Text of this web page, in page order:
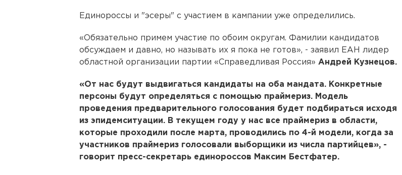
Единороссы и "эсеры" с участием в кампании уже определились.
«Обязательно примем участие по обоим округам. Фамилии кандидатов
обсуждаем и давно, но называть их я пока не готов», - заявил ЕАН лидер
областной организации партии «Справедливая Россия» Андрей Кузнецов.
«От нас будут выдвигаться кандидаты на оба мандата. Конкретные
персоны будут определяться с помощью праймериз. Модель
проведения предварительного голосования будет подбираться исходя
из эпидемситуации. В текущем году у нас все праймериз в области,
которые проходили после марта, проводились по 4-й модели, когда за
участников праймериз голосовали выборщики из числа партийцев», -
говорит пресс-секретарь единороссов Максим Бестфатер.